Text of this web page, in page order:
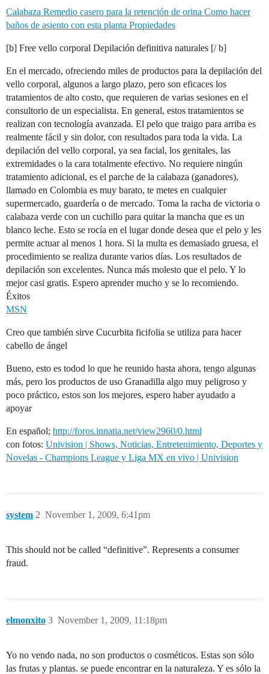
Calabaza Remedio casero para la retención de orina Como hacer
baños de asiento con esta planta Propiedades
[b] Free vello corporal Depilación definitiva naturales [/ b]
En el mercado, ofreciendo miles de productos para la depilación del
vello corporal, algunos a largo plazo, pero son eficaces los
tratamientos de alto costo, que requieren de varias sesiones en el
consultorio de un especialista. En general, estos tratamientos se
realizan con tecnología avanzada. El pelo que traigo para arriba es
realmente fácil y sin dolor, con resultados para toda la vida. La
depilación del vello corporal, ya sea facial, los genitales, las
extremidades o la cara totalmente efectivo. No requiere ningún
tratamiento adicional, es el parche de la calabaza (ganadores),
llamado en Colombia es muy barato, te metes en cualquier
supermercado, guardería o de mercado. Toma la racha de victoria o
calabaza verde con un cuchillo para quitar la mancha que es un
blanco leche. Esto se rocía en el lugar donde desea que el pelo y les
permite actuar al menos 1 hora. Si la multa es demasiado gruesa, el
procedimiento se realiza durante varios días. Los resultados de
depilación son excelentes. Nunca más molesto que el pelo. Y lo
mejor casi gratis. Espero aprender mucho y se lo recomiendo.
Éxitos
MSN
Creo que también sirve Cucurbita ficifolia se utiliza para hacer
cabello de ángel
Bueno, esto es todod lo que he reunido hasta ahora, tengo algunas
más, pero los productos de uso Granadilla algo muy peligroso y
poco práctico, estos son los mejores, espero haber ayudado a
apoyar
En español; http://foros.innatia.net/view2960/0.html
con fotos: Univision | Shows, Noticias, Entretenimiento, Deportes y
Novelas - Champions League y Liga MX en vivo | Univision
system November 1, 2009, 6:41pm
2
This should not be called “definitive”. Represents a consumer
fraud.
elmonxito November 1, 2009, 11:18pm
3
Yo no vendo nada, no son productos o cosméticos. Estas son sólo
las frutas y plantas. se puede encontrar en la naturaleza. Y es sólo la